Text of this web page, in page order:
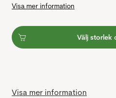
Visa mer information
Välj storlek
Visa mer information